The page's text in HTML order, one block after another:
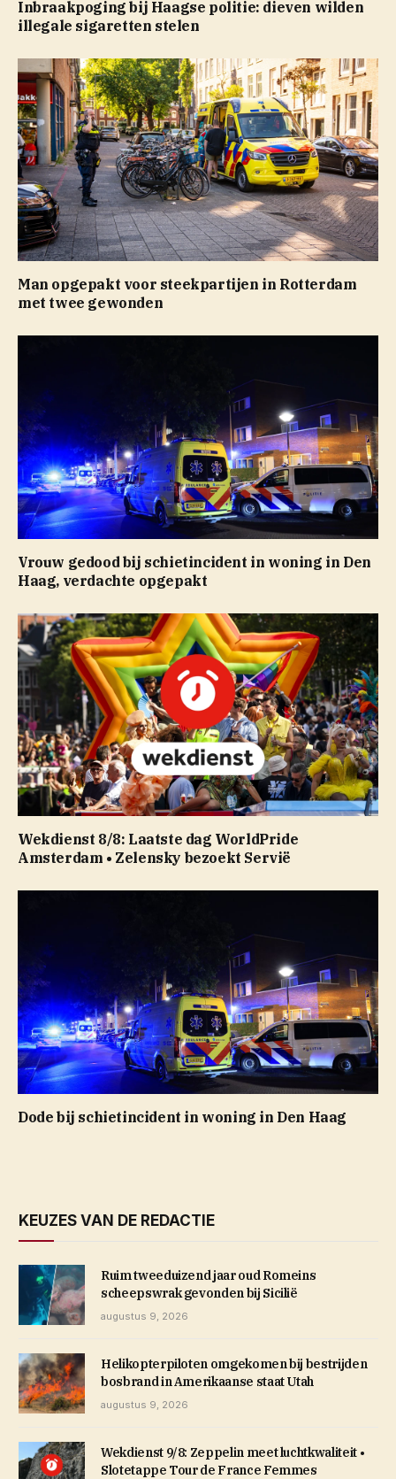
Inbraakpoging bij Haagse politie: dieven wilden
illegale sigaretten stelen
Man opgepakt voor steekpartijen in Rotterdam
met twee gewonden
Vrouw gedood bij schietincident in woning in Den
Haag, verdachte opgepakt
Wekdienst 8/8: Laatste dag WorldPride
Amsterdam • Zelensky bezoekt Servië
Dode bij schietincident in woning in Den Haag
KEUZES VAN DE REDACTIE
Ruim tweeduizend jaar oud Romeins
scheepswrak gevonden bij Sicilië
augustus 9, 2026
Helikopterpiloten omgekomen bij bestrijden
bosbrand in Amerikaanse staat Utah
augustus 9, 2026
Wekdienst 9/8: Zeppelin meet luchtkwaliteit •
Slotetappe Tour de France Femmes